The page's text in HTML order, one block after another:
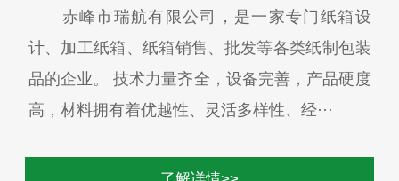
赤峰市瑞航有限公司，是一家专门纸箱设
计、加工纸箱、纸箱销售、批发等各类纸制包装
品的企业。 技术力量齐全，设备完善，产品硬度
高，材料拥有着优越性、灵活多样性、经···